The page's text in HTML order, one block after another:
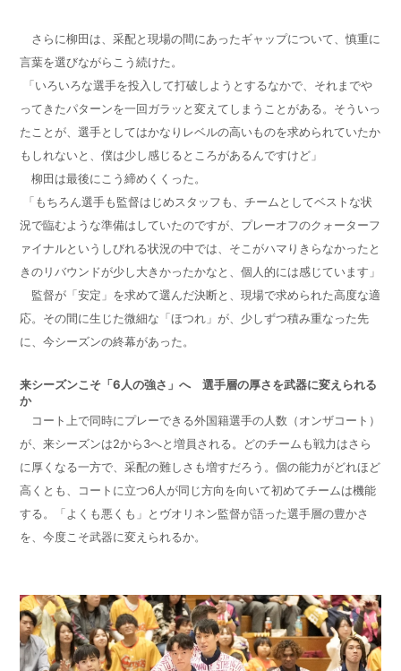
さらに柳田は、采配と現場の間にあったギャップについて、慎重に
言葉を選びながらこう続けた。
「いろいろな選手を投入して打破しようとするなかで、それまでや
ってきたパターンを一回ガラッと変えてしまうことがある。そういっ
たことが、選手としてはかなりレベルの高いものを求められていたか
もしれないと、僕は少し感じるところがあるんですけど」
柳田は最後にこう締めくくった。
「もちろん選手も監督はじめスタッフも、チームとしてベストな状
況で臨むような準備はしていたのですが、プレーオフのクォーターフ
ァイナルというしびれる状況の中では、そこがハマりきらなかったと
きのリバウンドが少し大きかったかなと、個人的には感じています」
監督が「安定」を求めて選んだ決断と、現場で求められた高度な適
応。その間に生じた微細な「ほつれ」が、少しずつ積み重なった先
に、今シーズンの終幕があった。
来シーズンこそ「6人の強さ」へ 選手層の厚さを武器に変えられる
か
コート上で同時にプレーできる外国籍選手の人数（オンザコート）
が、来シーズンは2から3へと増員される。どのチームも戦力はさら
に厚くなる一方で、采配の難しさも増すだろう。個の能力がどれほど
高くとも、コートに立つ6人が同じ方向を向いて初めてチームは機能
する。「よくも悪くも」とヴオリネン監督が語った選手層の豊かさ
を、今度こそ武器に変えられるか。